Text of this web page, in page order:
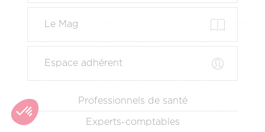
Le Mag
Espace adhérent
Menu
Pied
de
Professionnels de santé
Experts-comptables